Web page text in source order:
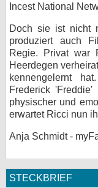
Incest National
Doch sie ist nicht
produziert auch
Regie. Privat war
Heerdegen
kennengelernt
Frederick
physischer und
erwartet Ricci nun
Anja Schmidt -
STECKBRIEF